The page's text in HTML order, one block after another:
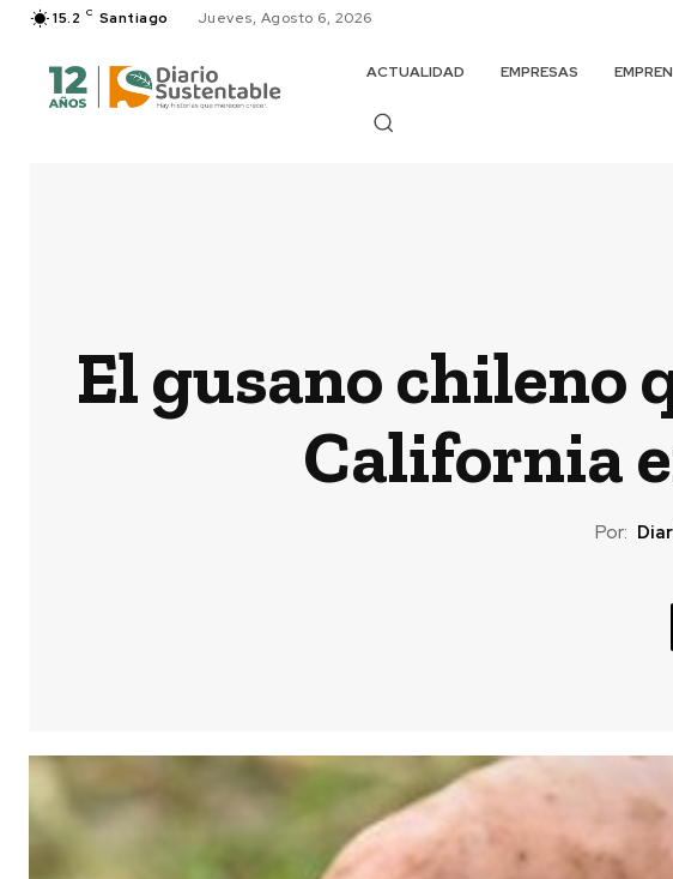
15.2 C Santiago Jueves, Agosto 6, 2026
ACTUALIDAD EMPRESAS
El gusano chileno
California
Por: